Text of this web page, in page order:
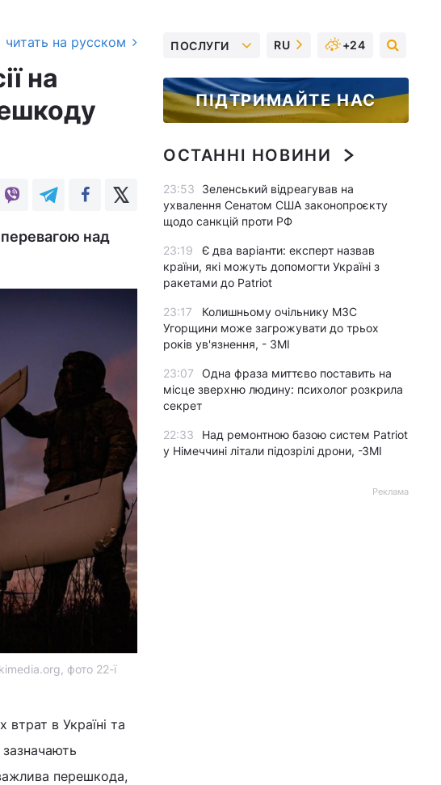
читать на русском
на
над
фото 22-ї
в Україні та
перешкода,
ПОСЛУГИ RU +24
ПІДТРИМАЙТЕ НАС
ОСТАННІ НОВИНИ
23:53
Зеленський відреагував на
ухвалення Сенатом США законопроєкту
щодо санкцій проти РФ
23:19
Є два варіанти: експерт назвав
країни, які можуть допомогти Україні з
ракетами до Patriot
23:17
Колишньому очільнику МЗС
Угорщини може загрожувати до трьох
років ув'язнення, - ЗМІ
23:07
Одна фраза миттєво поставить на
місце зверхню людину: психолог розкрила
секрет
22:33
Над ремонтною базою систем Patriot
у Німеччині літали підозрілі дрони, -ЗМІ
Реклама